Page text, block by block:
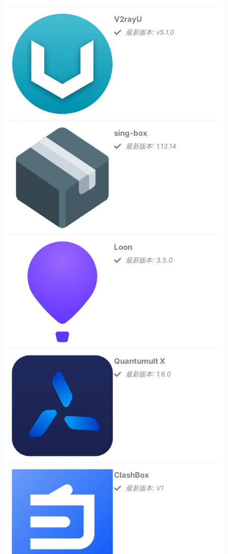
V2rayU
最新版本: v5.1.0
sing-box
最新版本: 1.13.14
Loon
最新版本: 3.5.0
Quantumult X
最新版本: 1.6.0
ClashBox
最新版本: V1